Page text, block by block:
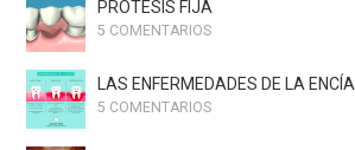
PRÓTESIS FIJA
5 COMENTARIOS
LAS ENFERMEDADES DE LA ENCÍA
5 COMENTARIOS